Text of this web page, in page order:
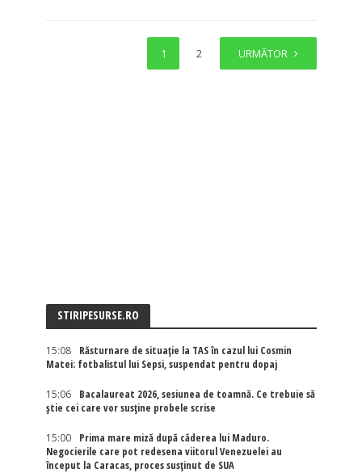
1 2 URMĂTOR
STIRIPESURSE.RO
15:08
Răsturnare de situație la TAS în cazul lui Cosmin
Matei: fotbalistul lui Sepsi, suspendat pentru dopaj
15:06
Bacalaureat 2026, sesiunea de toamnă. Ce trebuie să
știe cei care vor susține probele scrise
15:00
Prima mare miză după căderea lui Maduro.
Negocierile care pot redesena viitorul Venezuelei au
început la Caracas, proces susținut de SUA